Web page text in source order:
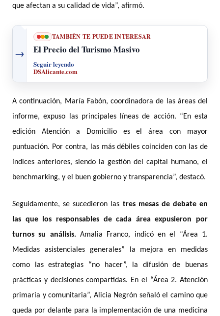
que afectan a su calidad de vida”, afirmó.
→
TAMBIÉN TE PUEDE INTERESAR
El Precio del Turismo Masivo
Seguir leyendo
DSAlicante.com
A continuación, María Fabón, coordinadora de las áreas del
informe, expuso las principales líneas de acción. “En esta
edición Atención a Domicilio es el área con mayor
puntuación. Por contra, las más débiles coinciden con las de
índices anteriores, siendo la gestión del capital humano, el
benchmarking, y el buen gobierno y transparencia”, destacó.
Seguidamente, se sucedieron las tres mesas de debate en
las que los responsables de cada área expusieron por
turnos su análisis.Amalia Franco, indicó en el “Área 1.
Medidas asistenciales generales” la mejora en medidas
como las estrategias “no hacer”, la difusión de buenas
prácticas y decisiones compartidas. En el “Área 2. Atención
primaria y comunitaria”, Alicia Negrón señaló el camino que
queda por delante para la implementación de una medicina